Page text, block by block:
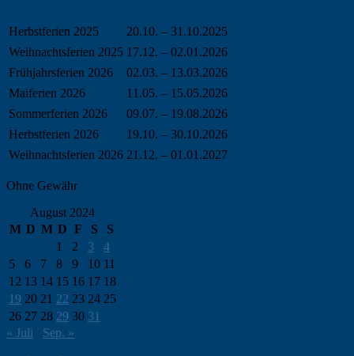
Herbstferien 2025
20.10. – 31.10.2025
Weihnachtsferien 2025 17.12. – 02.01.2026
Frühjahrsferien 2026
02.03. – 13.03.2026
Maiferien 2026
11.05. – 15.05.2026
Sommerferien 2026
09.07. – 19.08.2026
Herbstferien 2026
19.10. – 30.10.2026
Weihnachtsferien 2026 21.12. – 01.01.2027
Ohne Gewähr
August 2024
M D M D F S
S
1
2 3
4
5
6 7 8 9 10 11
12 13 14 15 16 17 18
19 20 21 22 23 24 25
26 27 28 29 30 31
« Juli
Sep. »